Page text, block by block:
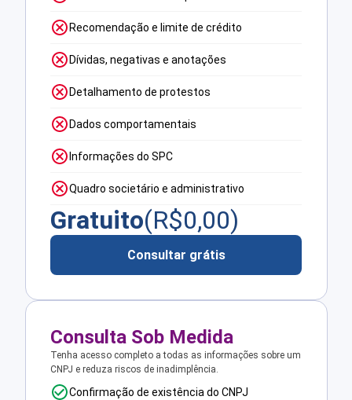
Recomendação e limite de crédito
Dívidas, negativas e anotações
Detalhamento de protestos
Dados comportamentais
Informações do SPC
Quadro societário e administrativo
Gratuito(R$0,00)
Consultar grátis
Consulta Sob Medida
Tenha acesso completo a todas as informações sobre um
CNPJ e reduza riscos de inadimplência.
Confirmação de existência do CNPJ